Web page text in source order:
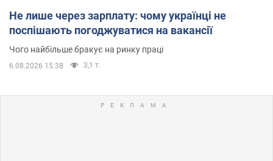
Не лише через зарплату: чому українці не
поспішають погоджуватися на вакансії
Чого найбільше бракує на ринку праці
6.08.2026 15:38 3,1 т.